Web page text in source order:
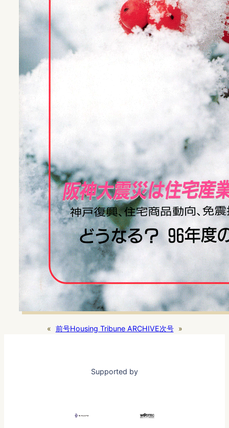
« 前号Housing Tribune ARCHIVE次号 »
Supported by